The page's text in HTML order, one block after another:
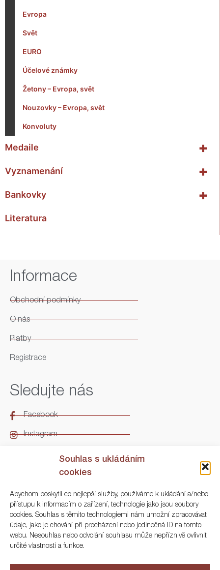
Souhlas s ukládáním
cookies
Abychom poskytli co nejlepší služby, používáme k ukládání a/nebo
přístupu k informacím o zařízení, technologie jako jsou soubory
cookies. Souhlas s těmito technologiemi nám umožní zpracovávat
údaje, jako je chování při procházení nebo jedinečná ID na tomto
webu. Nesouhlas nebo odvolání souhlasu může nepříznivě ovlivnit
určité vlastnosti a funkce.
Evropa
Svět
EURO
Účelové známky
Žetony – Evropa, svět
Nouzovky – Evropa, svět
Konvoluty
+
Medaile
+
Vyznamenání
+
Bankovky
Literatura
Informace
Obchodní podmínky
O nás
Platby
Registrace
Sledujte nás
Facebook
Instagram
Kontakt
ARGO Numismatika
Korunní 83, Praha 3
+420 222 561 343